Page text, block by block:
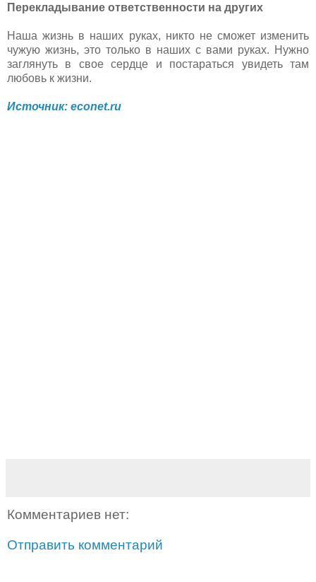
Перекладывание ответственности на других
Наша жизнь в наших руках, никто не сможет изменить
чужую жизнь, это только в наших с вами руках. Нужно
заглянуть в свое сердце и постараться увидеть там
любовь к жизни.
Источник: econet.ru
Комментариев нет:
Отправить комментарий